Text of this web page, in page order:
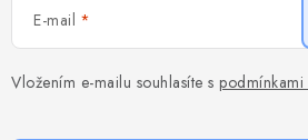
E-mail
Vložením e-mailu souhlasíte s